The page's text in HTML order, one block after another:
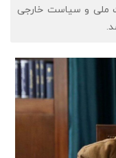
ملی و سیاست خارجی